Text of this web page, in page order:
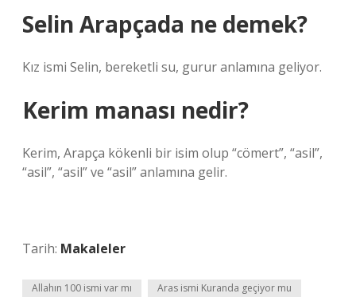
Selin Arapçada ne demek?
Kız ismi Selin, bereketli su, gurur anlamına geliyor.
Kerim manası nedir?
Kerim, Arapça kökenli bir isim olup “cömert”, “asil”,
“asil”, “asil” ve “asil” anlamına gelir.
Tarih: Makaleler
Allahın 100 ismi var mı Aras ismi Kuranda geçiyor mu